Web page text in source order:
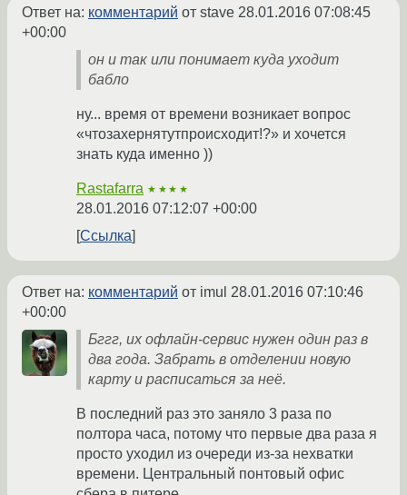
Ответ на: комментарий от stave 28.01.2016 07:08:45
+00:00
он и так или понимает куда уходит
бабло
ну... время от времени возникает вопрос
«чтозахернятутпроисходит!?» и хочется
знать куда именно ))
Rastafarra ★★★★
28.01.2016 07:12:07 +00:00
Ссылка
Ответ на: комментарий от imul 28.01.2016 07:10:46
+00:00
Бггг, их офлайн-сервис нужен один раз в
два года. Забрать в отделении новую
карту и расписаться за неё.
В последний раз это заняло 3 раза по
полтора часа, потому что первые два раза я
просто уходил из очереди из-за нехватки
времени. Центральный понтовый офис